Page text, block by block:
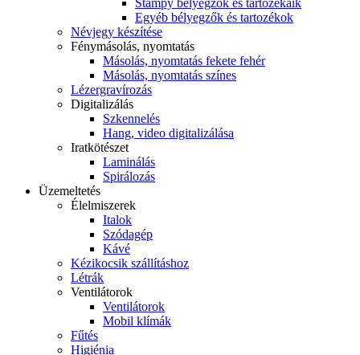
Stampy bélyegzők és tartozékaik
Egyéb bélyegzők és tartozékok
Névjegy készítése
Fénymásolás, nyomtatás
Másolás, nyomtatás fekete fehér
Másolás, nyomtatás színes
Lézergravírozás
Digitalizálás
Szkennelés
Hang, video digitalizálása
Iratkötészet
Laminálás
Spirálozás
Üzemeltetés
Élelmiszerek
Italok
Szódagép
Kávé
Kézikocsik szállításhoz
Létrák
Ventilátorok
Ventilátorok
Mobil klímák
Fűtés
Higiénia